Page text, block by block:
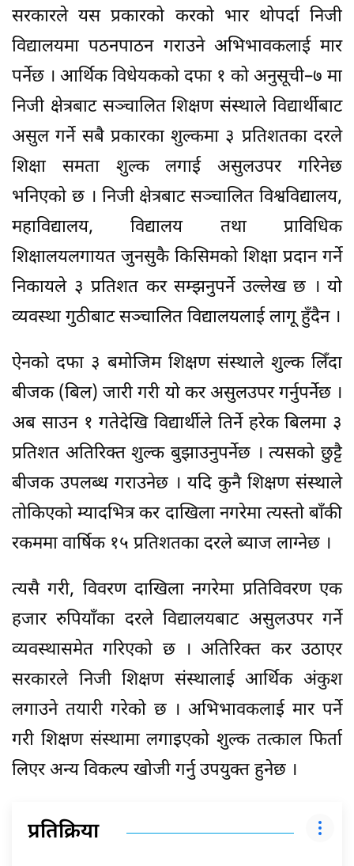
सरकारले यस प्रकारको करको भार थोपर्दा निजी
विद्यालयमा पठनपाठन गराउने अभिभावकलाई मार
पर्नेछ । आर्थिक विधेयकको दफा १ को अनुसूची–७ मा
निजी क्षेत्रबाट सञ्चालित शिक्षण संस्थाले विद्यार्थीबाट
असुल गर्ने सबै प्रकारका शुल्कमा ३ प्रतिशतका दरले
शिक्षा समता शुल्क लगाई असुलउपर गरिनेछ
भनिएको छ । निजी क्षेत्रबाट सञ्चालित विश्वविद्यालय,
महाविद्यालय, विद्यालय तथा प्राविधिक
शिक्षालयलगायत जुनसुकै किसिमको शिक्षा प्रदान गर्ने
निकायले ३ प्रतिशत कर सम्झनुपर्ने उल्लेख छ । यो
व्यवस्था गुठीबाट सञ्चालित विद्यालयलाई लागू हुँदैन ।
ऐनको दफा ३ बमोजिम शिक्षण संस्थाले शुल्क लिँदा
बीजक (बिल) जारी गरी यो कर असुलउपर गर्नुपर्नेछ ।
अब साउन १ गतेदेखि विद्यार्थीले तिर्ने हरेक बिलमा ३
प्रतिशत अतिरिक्त शुल्क बुझाउनुपर्नेछ । त्यसको छुट्टै
बीजक उपलब्ध गराउनेछ । यदि कुनै शिक्षण संस्थाले
तोकिएको म्यादभित्र कर दाखिला नगरेमा त्यस्तो बाँकी
रकममा वार्षिक १५ प्रतिशतका दरले ब्याज लाग्नेछ ।
त्यसै गरी, विवरण दाखिला नगरेमा प्रतिविवरण एक
हजार रुपियाँका दरले विद्यालयबाट असुलउपर गर्ने
व्यवस्थासमेत गरिएको छ । अतिरिक्त कर उठाएर
सरकारले निजी शिक्षण संस्थालाई आर्थिक अंकुश
लगाउने तयारी गरेको छ । अभिभावकलाई मार पर्ने
गरी शिक्षण संस्थामा लगाइएको शुल्क तत्काल फिर्ता
लिएर अन्य विकल्प खोजी गर्नु उपयुक्त हुनेछ ।
प्रतिक्रिया